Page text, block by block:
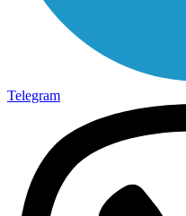
Telegram